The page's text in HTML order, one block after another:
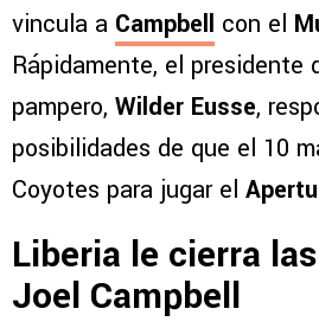
vincula a Campbell con el
Rápidamente, el presidente
pampero, Wilder Eusse,
posibilidades de que el 10
Coyotes para jugar el
Liberia le cierra
Joel Campbell